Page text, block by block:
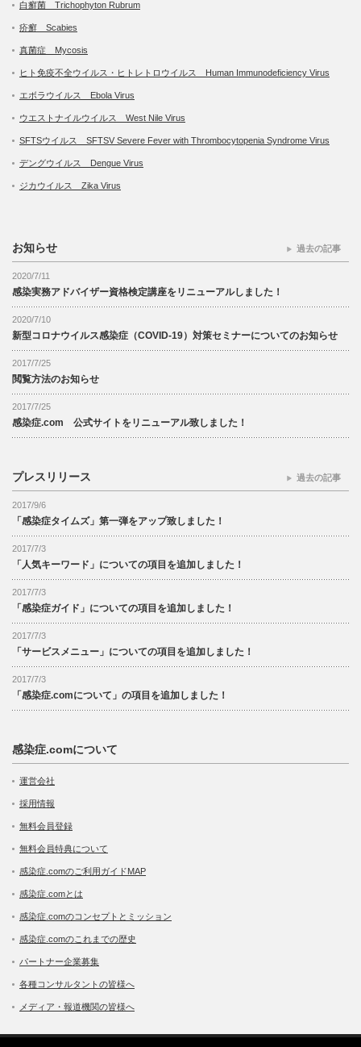
白癬菌 Trichophyton Rubrum
疥癬 Scabies
真菌症 Mycosis
ヒト免疫不全ウイルス・ヒトレトロウイルス Human Immunodeficiency Virus
エボラウイルス Ebola Virus
ウエストナイルウイルス West Nile Virus
SFTSウイルス SFTSV Severe Fever with Thrombocytopenia Syndrome Virus
デングウイルス Dengue Virus
ジカウイルス Zika Virus
お知らせ
2020/7/11
感染実務アドバイザー資格検定講座をリニューアルしました！
2020/7/10
新型コロナウイルス感染症（COVID-19）対策セミナーについてのお知らせ
2017/7/25
閲覧方法のお知らせ
2017/7/25
感染症.com 公式サイトをリニューアル致しました！
過去の記事
プレスリリース
2017/9/6
「感染症タイムズ」第一弾をアップ致しました！
2017/7/3
「人気キーワード」についての項目を追加しました！
2017/7/3
「感染症ガイド」についての項目を追加しました！
2017/7/3
「サービスメニュー」についての項目を追加しました！
2017/7/3
「感染症.comについて」の項目を追加しました！
過去の記事
感染症.comについて
運営会社
採用情報
無料会員登録
無料会員特典について
感染症.comのご利用ガイドMAP
感染症.comとは
感染症.comのコンセプトとミッション
感染症.comのこれまでの歴史
パートナー企業募集
各種コンサルタントの皆様へ
メディア・報道機関の皆様へ